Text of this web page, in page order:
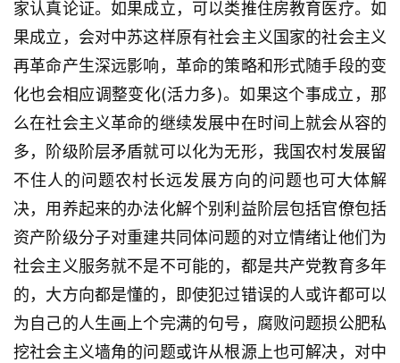
家认真论证。如果成立，可以类推住房教育医疗。如
果成立，会对中苏这样原有社会主义国家的社会主义
再革命产生深远影响，革命的策略和形式随手段的变
化也会相应调整变化(活力多)。如果这个事成立，那
么在社会主义革命的继续发展中在时间上就会从容的
多，阶级阶层矛盾就可以化为无形，我国农村发展留
不住人的问题农村长远发展方向的问题也可大体解
决，用养起来的办法化解个别利益阶层包括官僚包括
资产阶级分子对重建共同体问题的对立情绪让他们为
社会主义服务就不是不可能的，都是共产党教育多年
的，大方向都是懂的，即使犯过错误的人或许都可以
为自己的人生画上个完满的句号，腐败问题损公肥私
挖社会主义墙角的问题或许从根源上也可解决，对中